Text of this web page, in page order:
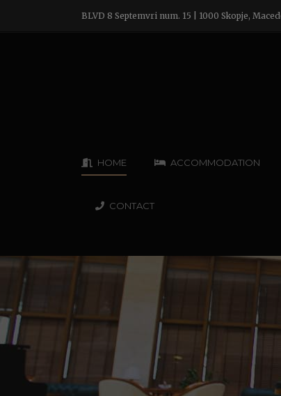
BLVD 8 Septemvri num. 15 | 1000 Skopje,
HOME ACCOMMODATION
CONTACT